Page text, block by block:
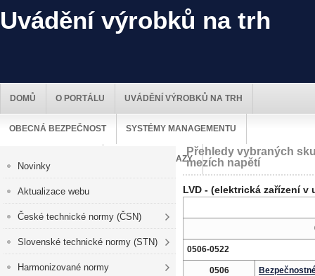
Uvádění výrobků na trh
DOMŮ O PORTÁLU UVÁDĚNÍ VÝROBKŮ NA TRH
OBECNÁ BEZPEČNOST SYSTÉMY MANAGEMENTU
UŽITEČNÉ ODKAZY
Novinky
Aktualizace webu
České technické normy (ČSN)
Slovenské technické normy (STN)
Harmonizované normy
Přehledy vybraných
mezích napětí
LVD - (elektrická zařízení
0506-0522
0506